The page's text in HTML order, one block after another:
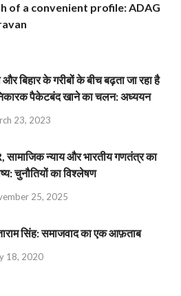
of a convenient profile: ADAG
और बिहार के गरीबों के बीच बढ़ता जा रहा है
पैकेटबंद खाने का चलन: अध्ययन
23, 2023
सामाजिक न्याय और भारतीय गणतंत्र का
चुनौतियों का विश्लेषण
25, 2025
सिंह: समाजवाद का एक आफ़ताब
18, 2020